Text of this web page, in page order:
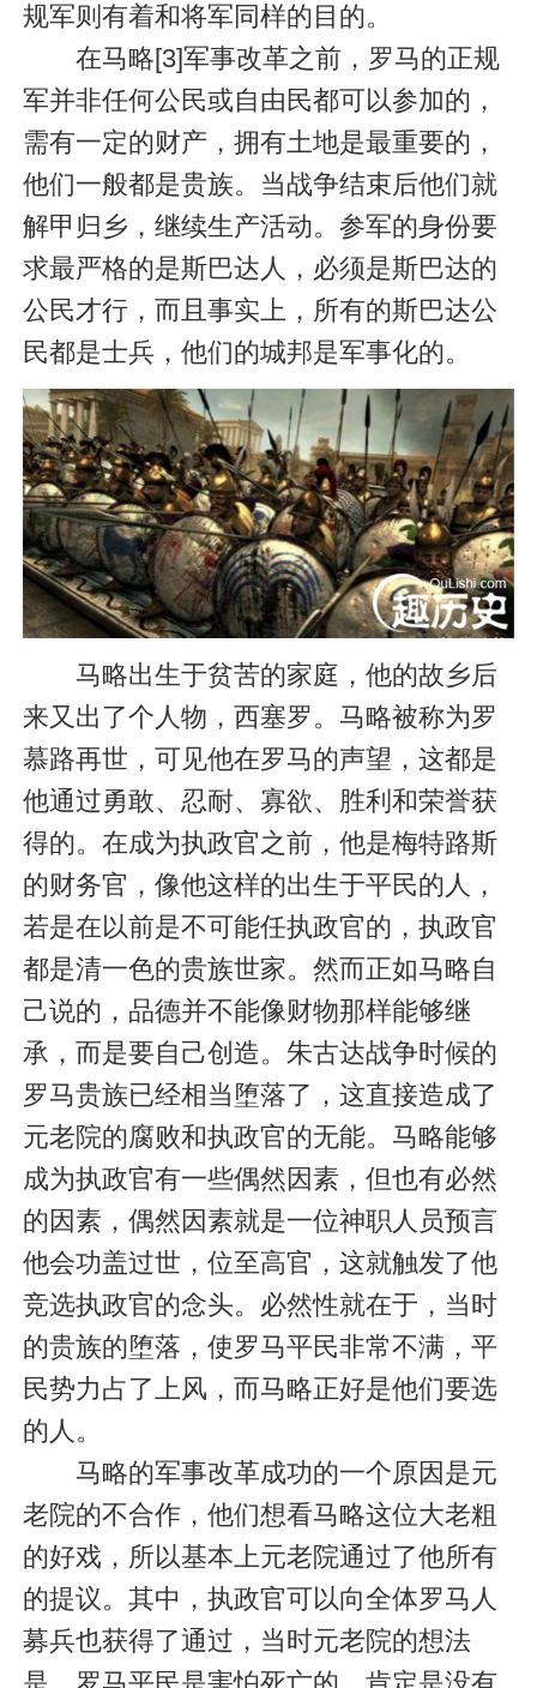
规军则有着和将军同样的目的。
在马略[3]军事改革之前，罗马的正规
军并非任何公民或自由民都可以参加的，
需有一定的财产，拥有土地是最重要的，
他们一般都是贵族。当战争结束后他们就
解甲归乡，继续生产活动。参军的身份要
求最严格的是斯巴达人，必须是斯巴达的
公民才行，而且事实上，所有的斯巴达公
民都是士兵，他们的城邦是军事化的。
马略出生于贫苦的家庭，他的故乡后
来又出了个人物，西塞罗。马略被称为罗
慕路再世，可见他在罗马的声望，这都是
他通过勇敢、忍耐、寡欲、胜利和荣誉获
得的。在成为执政官之前，他是梅特路斯
的财务官，像他这样的出生于平民的人，
若是在以前是不可能任执政官的，执政官
都是清一色的贵族世家。然而正如马略自
己说的，品德并不能像财物那样能够继
承，而是要自己创造。朱古达战争时候的
罗马贵族已经相当堕落了，这直接造成了
元老院的腐败和执政官的无能。马略能够
成为执政官有一些偶然因素，但也有必然
的因素，偶然因素就是一位神职人员预言
他会功盖过世，位至高官，这就触发了他
竞选执政官的念头。必然性就在于，当时
的贵族的堕落，使罗马平民非常不满，平
民势力占了上风，而马略正好是他们要选
的人。
马略的军事改革成功的一个原因是元
老院的不合作，他们想看马略这位大老粗
的好戏，所以基本上元老院通过了他所有
的提议。其中，执政官可以向全体罗马人
募兵也获得了通过，当时元老院的想法